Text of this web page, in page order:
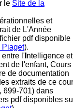
le Site de la
et
de L'Année
pdf disponible
Piaget).
l' ntelligence et
de l'enfant, Cours
de documentation
extraits de ce
699-701) dans
pdf disponibles